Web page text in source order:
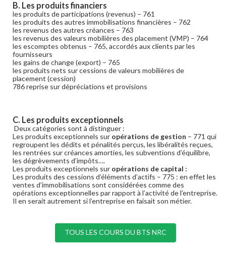
B. Les produits financiers
les produits de participations (revenus) – 761
les produits des autres immobilisations financières – 762
les revenus des autres créances – 763
les revenus des valeurs mobilières des placement (VMP) – 764
les escomptes obtenus – 765, accordés aux clients par les
fournisseurs
les gains de change (export) – 765
les produits nets sur cessions de valeurs mobilières de
placement (cession)
786 reprise sur dépréciations et provisions
C. Les produits exceptionnels
Deux catégories sont à distinguer :
Les produits exceptionnels sur opérations de gestion – 771 qui
regroupent les dédits et pénalités perçus, les libéralités reçues,
les rentrées sur créances amorties, les subventions d’équilibre,
les dégrèvements d’impôts….
Les produits exceptionnels sur opérations de capital :
Les produits des cessions d’éléments d’actifs – 775 : en effet les
ventes d’immobilisations sont considérées comme des
opérations exceptionnelles par rapport à l’activité de l’entreprise.
Il en serait autrement si l’entreprise en faisait son métier.
TOUS LES COURS DU BTS NRC